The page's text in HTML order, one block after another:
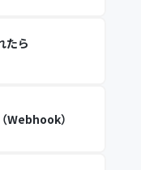
たら
Webhook）